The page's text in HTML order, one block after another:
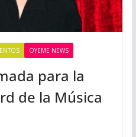
OYEME NEWS
para la
de la Música